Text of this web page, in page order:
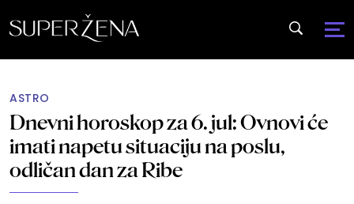
ASTRO
Dnevni horoskop za 6. jul: Ovnovi će
imati napetu situaciju na poslu,
odličan dan za Ribe